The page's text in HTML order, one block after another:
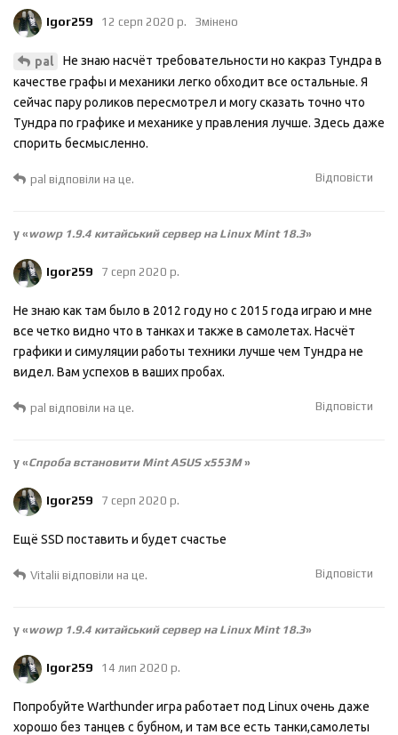
Igor259 12 серп 2020 р. Змінено
pal
Не знаю насчёт требовательности но какраз Тундра в
качестве графы и механики легко обходит все остальные. Я
сейчас пару роликов пересмотрел и могу сказать точно что
Тундра по графике и механике у правления лучше. Здесь даже
спорить бесмысленно.
Відповісти
pal відповіли на це.
у «wowp 1.9.4 китайський сервер на Linux Mint 18.3»
Igor259 7 серп 2020 р.
Не знаю как там было в 2012 году но с 2015 года играю и мне
все четко видно что в танках и также в самолетах. Насчёт
графики и симуляции работы техники лучше чем Тундра не
видел. Вам успехов в ваших пробах.
Відповісти
pal відповіли на це.
у «Спроба встановити Mint ASUS x553M»
Igor259 7 серп 2020 р.
Ещё SSD поставить и будет счастье
Відповісти
Vitalii відповіли на це.
у «wowp 1.9.4 китайський сервер на Linux Mint 18.3»
Igor259 14 лип 2020 р.
Попробуйте Warthunder игра работает под Linux очень даже
хорошо без танцев с бубном, и там все есть танки,самолеты